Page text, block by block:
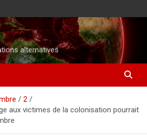
alternatives
2
aux victimes de la colonisation pourrait